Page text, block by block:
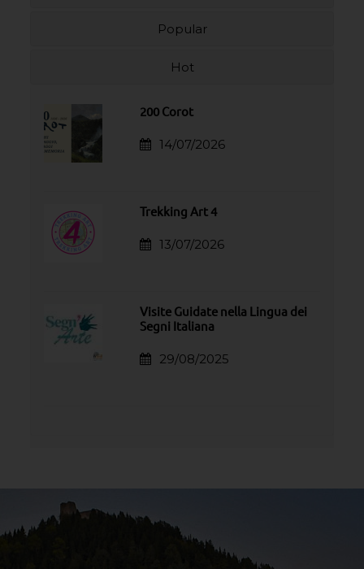
Popular
Hot
200 Corot
14/07/2026
Trekking Art 4
13/07/2026
Visite Guidate nella Lingua dei
Segni Italiana
29/08/2025